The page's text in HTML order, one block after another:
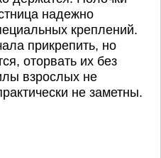
надежно
креплений.
прикрепить, но
оторвать их без
взрослых не
не заметны.